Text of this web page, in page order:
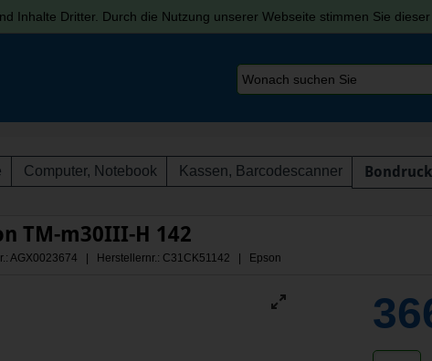
Inhalte Dritter. Durch die Nutzung unserer Webseite stimmen Sie dieser
Computer, Notebook Kassen, Barcodescanner
TM-m30III-H 142
AGX0023674 | Herstellernr.: C31CK51142 | Epson